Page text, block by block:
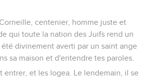
centenier, homme juste et
qui toute la nation des Juifs rend un
divinement averti par un saint ange
sa maison et d'entendre tes paroles.
entrer, et les logea. Le lendemain, il se